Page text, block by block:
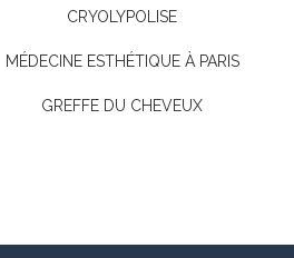
CRYOLYPOLISE
MÉDECINE ESTHÉTIQUE À PARIS
GREFFE DU CHEVEUX